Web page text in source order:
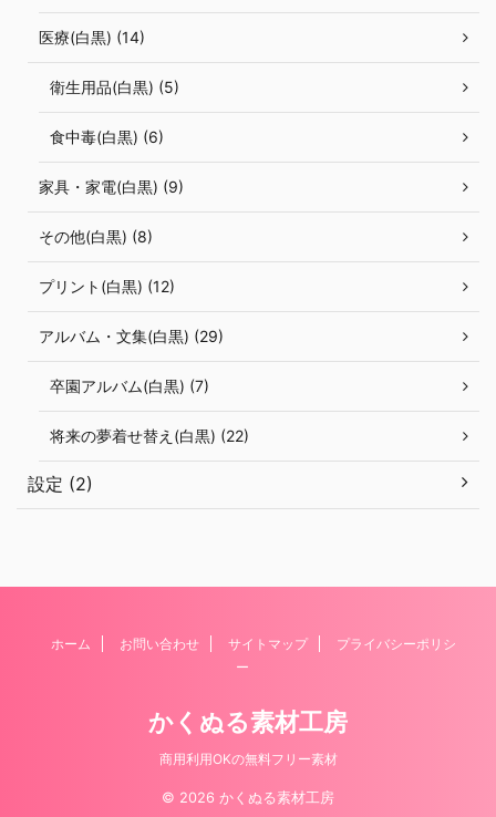
医療(白黒) (14)
衛生用品(白黒) (5)
食中毒(白黒) (6)
家具・家電(白黒) (9)
その他(白黒) (8)
プリント(白黒) (12)
アルバム・文集(白黒) (29)
卒園アルバム(白黒) (7)
将来の夢着せ替え(白黒) (22)
設定 (2)
ホーム お問い合わせ サイトマップ
プライバシーポリシ
ー
かくぬる素材工房
商用利用OKの無料フリー素材
© 2026 かくぬる素材工房